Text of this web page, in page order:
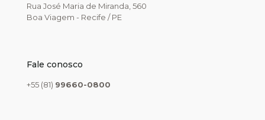
Rua José Maria de Miranda, 560
Boa Viagem - Recife / PE
Fale conosco
+55 (81) 99660-0800